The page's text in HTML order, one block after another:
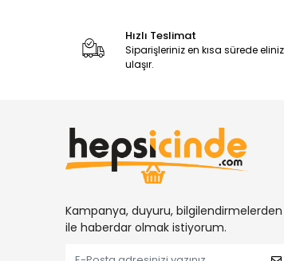
Hızlı Teslimat
Siparişleriniz en kısa sürede
ulaşır.
Kampanya, duyuru,
ile haberdar olmak istiyorum.